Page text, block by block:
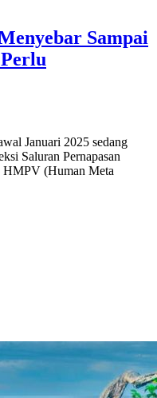
Sampai
Januari 2025 sedang
Saluran Pernapasan
HMPV (Human Meta